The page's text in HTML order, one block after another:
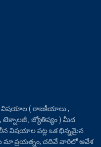
విషయాల ( రాజకీయాలు ,
టెక్నాలజీ , జ్యోతిష్యం ) మీద
విషయాల పట్ల ఒక భిన్నమైన
మా ప్రయత్నం, చదివే వారిలో ఆవేశ